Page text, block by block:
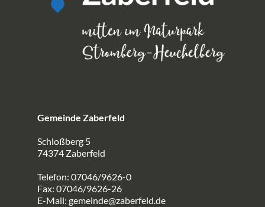
Gemeinde Zaberfeld
Schloßberg 5
74374 Zaberfeld
Telefon: 07046/9626-0
Fax: 07046/9626-26
E-Mail: gemeinde@zaberfeld.de